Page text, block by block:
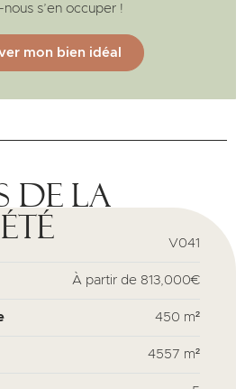
nous s’en occuper !
mon bien idéal
de la
V041
À partir de 813,000€
450 m²
4557 m²